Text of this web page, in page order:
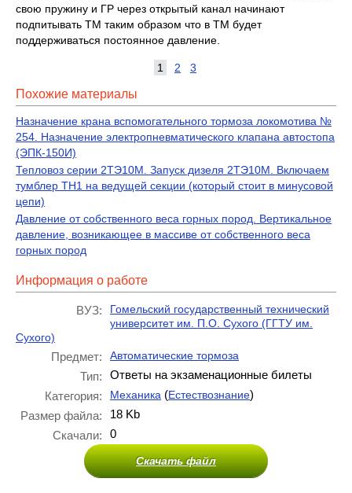
свою пружину и ГР через открытый канал начинают
подпитывать ТМ таким образом что в ТМ будет
поддерживаться постоянное давление.
1 2 3
Похожие материалы
Назначение крана вспомогательного тормоза локомотива №
254. Назначение электропневматического клапана автостопа
(ЭПК-150И)
Тепловоз серии 2ТЭ10М. Запуск дизеля 2ТЭ10М. Включаем
тумблер ТН1 на ведущей секции (который стоит в минусовой
цепи)
Давление от собственного веса горных пород. Вертикальное
давление, возникающее в массиве от собственного веса
горных пород
Информация о работе
ВУЗ:
Гомельский государственный технический
университет им. П.О. Сухого (ГГТУ им.
Сухого)
Предмет: Автоматические тормоза
Тип:
Ответы на экзаменационные билеты
Категория:
Механика (Естествознание)
Размер файла:
18 Kb
Скачали:
0
Скачать файл